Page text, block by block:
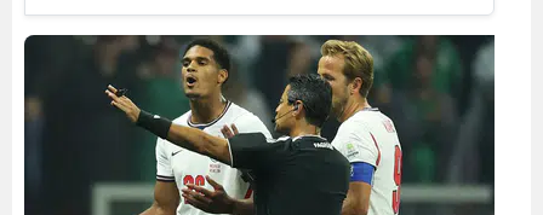
Şırnak
Bartın
Iğdır